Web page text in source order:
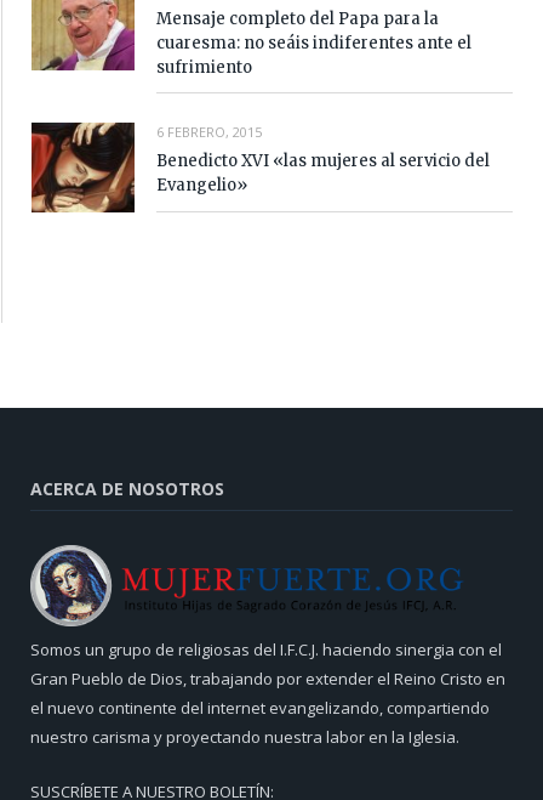
Mensaje completo del Papa para la
cuaresma: no seáis indiferentes ante el
sufrimiento
6 FEBRERO, 2015
Benedicto XVI «las mujeres al servicio del
Evangelio»
ACERCA DE NOSOTROS
Somos un grupo de religiosas del I.F.C.J. haciendo sinergia con el
Gran Pueblo de Dios, trabajando por extender el Reino Cristo en
el nuevo continente del internet evangelizando, compartiendo
nuestro carisma y proyectando nuestra labor en la Iglesia.
SUSCRÍBETE A NUESTRO BOLETÍN: